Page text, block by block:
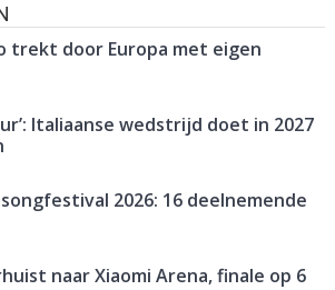
trekt door Europa met eigen
Italiaanse wedstrijd doet in 2027
2026: 16 deelnemende
naar Xiaomi Arena, finale op 6